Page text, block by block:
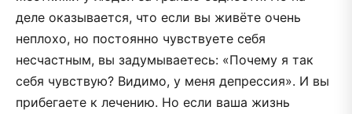
деле оказывается, что если вы живёте очень
неплохо, но постоянно чувствуете себя
несчастным, вы задумываетесь: «Почему я так
себя чувствую? Видимо, у меня депрессия». И вы
прибегаете к лечению. Но если ваша жизнь